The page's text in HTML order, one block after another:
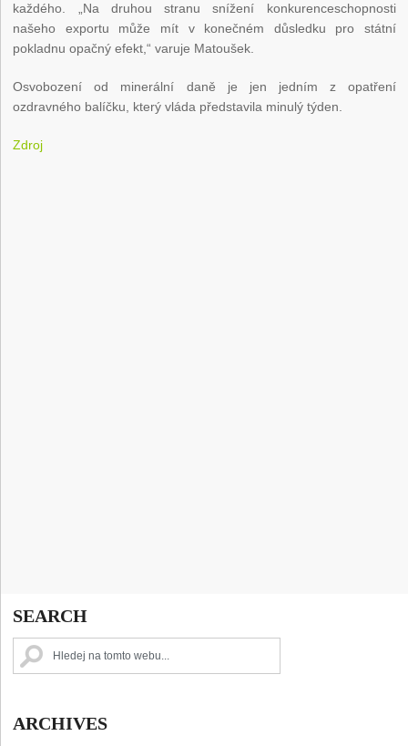
každého. „Na druhou stranu snížení konkurenceschopnosti
našeho exportu může mít v konečném důsledku pro státní
pokladnu opačný efekt,“ varuje Matoušek.
Osvobození od minerální daně je jen jedním z opatření
ozdravného balíčku, který vláda představila minulý týden.
Zdroj
SEARCH
ARCHIVES